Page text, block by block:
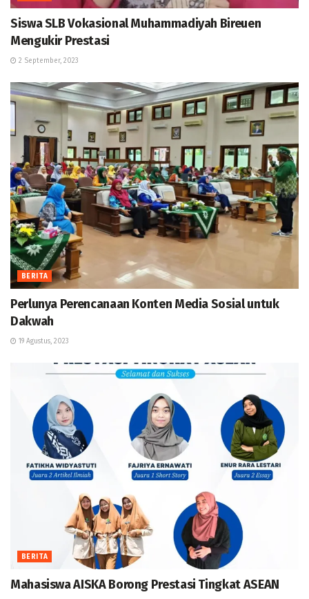
Siswa SLB Vokasional Muhammadiyah Bireuen
Mengukir Prestasi
2 September, 2023
BERITA
Perlunya Perencanaan Konten Media Sosial untuk
Dakwah
19 Agustus, 2023
BERITA
Mahasiswa AISKA Borong Prestasi Tingkat ASEAN